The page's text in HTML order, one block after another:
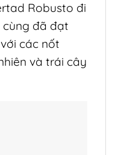
Robusto đi
cùng đã đạt
các nốt
và trái cây